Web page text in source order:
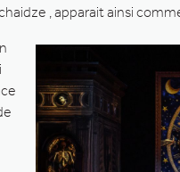
, apparait ainsi